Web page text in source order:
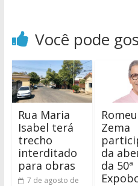
Você pode
Rua Maria
Isabel terá
trecho
interditado
para obras
7 de agosto de
Romeu
Zema
da
da 50ª